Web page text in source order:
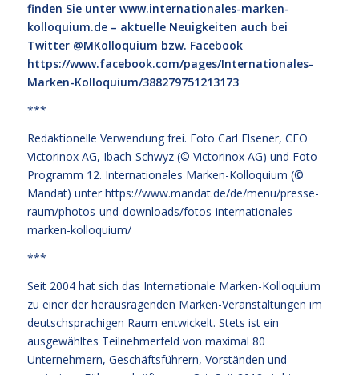
finden Sie unter www.internationales-marken-
kolloquium.de– aktuelle Neuigkeiten auch bei
Twitter @MKolloquium bzw. Facebook
https://www.facebook.com/pages/Internationales-
Marken-Kolloquium/388279751213173
***
Redaktionelle Verwendung frei. Foto Carl Elsener, CEO
Victorinox AG, Ibach-Schwyz (© Victorinox AG) und Foto
Programm 12. Internationales Marken-Kolloquium (©
Mandat) unter https://www.mandat.de/de/menu/presse-
raum/photos-und-downloads/fotos-internationales-
marken-kolloquium/
***
Seit 2004 hat sich das Internationale Marken-Kolloquium
zu einer der herausragenden Marken-Veranstaltungen im
deutschsprachigen Raum entwickelt. Stets ist ein
ausgewähltes Teilnehmerfeld von maximal 80
Unternehmern, Geschäftsführern, Vorständen und